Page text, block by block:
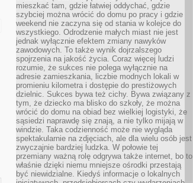
mieszkać tam, gdzie łatwiej oddychać, gdzie
szybciej można wrócić do domu po pracy i gdzie
weekend nie zaczyna się od stania w kolejce do
wszystkiego. Odrodzenie małych miast nie jest
jednak wyłącznie efektem zmiany nawyków
zawodowych. To także wynik dojrzalszego
spojrzenia na jakość życia. Coraz więcej ludzi
rozumie, że sukces nie polega wyłącznie na
adresie zamieszkania, liczbie modnych lokali w
promieniu kilometra i dostępie do prestiżowych
dzielnic. Sukces bywa też cichy. Bywa związany z
tym, że dziecko ma blisko do szkoły, że można
wrócić do domu na obiad bez wielkiej logistyki, że
sąsiedzi naprawdę się znają, a nie tylko mijają w
windzie. Taka codzienność może nie wygląda
spektakularnie na zdjęciach, ale dla wielu osób jest
zwyczajnie bardziej ludzka. W połowie tej
przemiany ważną rolę odgrywa także internet, bo to
właśnie dzięki niemu mniejsze ośrodki przestają
być niewidzialne. Kiedyś informacje o lokalnych